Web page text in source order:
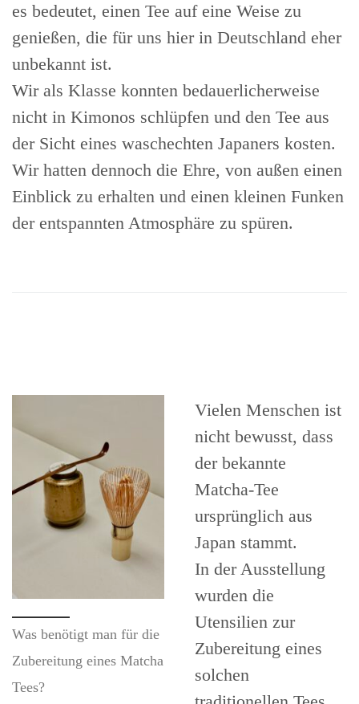
es bedeutet, einen Tee auf eine Weise zu
genießen, die für uns hier in Deutschland eher
unbekannt ist.
Wir als Klasse konnten bedauerlicherweise
nicht in Kimonos schlüpfen und den Tee aus
der Sicht eines waschechten Japaners kosten.
Wir hatten dennoch die Ehre, von außen einen
Einblick zu erhalten und einen kleinen Funken
der entspannten Atmosphäre zu spüren.
Was benötigt man für die
Zubereitung eines Matcha
Tees?
Vielen Menschen ist
nicht bewusst, dass
der bekannte
Matcha-Tee
ursprünglich aus
Japan stammt.
In der Ausstellung
wurden die
Utensilien zur
Zubereitung eines
solchen